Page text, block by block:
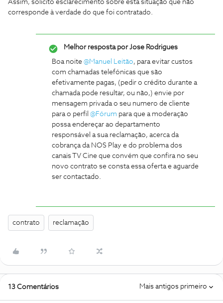
Assim, solicito esclarecimento sobre esta situação que não
corresponde à verdade do que foi contratado.
Melhor resposta porJose Rodrigues
Boa noite @Manuel Leitão, para evitar custos
com chamadas telefónicas que são
efetivamente pagas, (pedir o crédito durante a
chamada pode resultar, ou não,) envie por
mensagem privada o seu numero de cliente
para o perfil @Fórum para que a moderação
possa endereçar ao departamento
responsável a sua reclamação, acerca da
cobrança da NOS Play e do problema dos
canais TV Cine que convém que confira no seu
novo contrato se consta essa oferta e aguarde
ser contactado.
contrato reclamação
13 Comentários Mais antigos primeiro